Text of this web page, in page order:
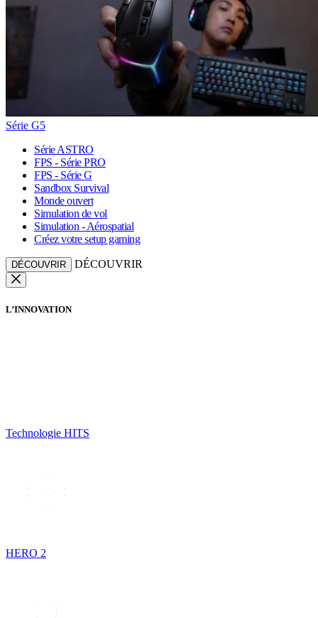
Série G5
Série ASTRO
FPS - Série PRO
FPS - Série G
Sandbox Survival
Monde ouvert
Simulation de vol
Simulation - Aérospatial
Créez votre setup gaming
DÉCOUVRIR DÉCOUVRIR
L’INNOVATION
Technologie HITS
HERO 2